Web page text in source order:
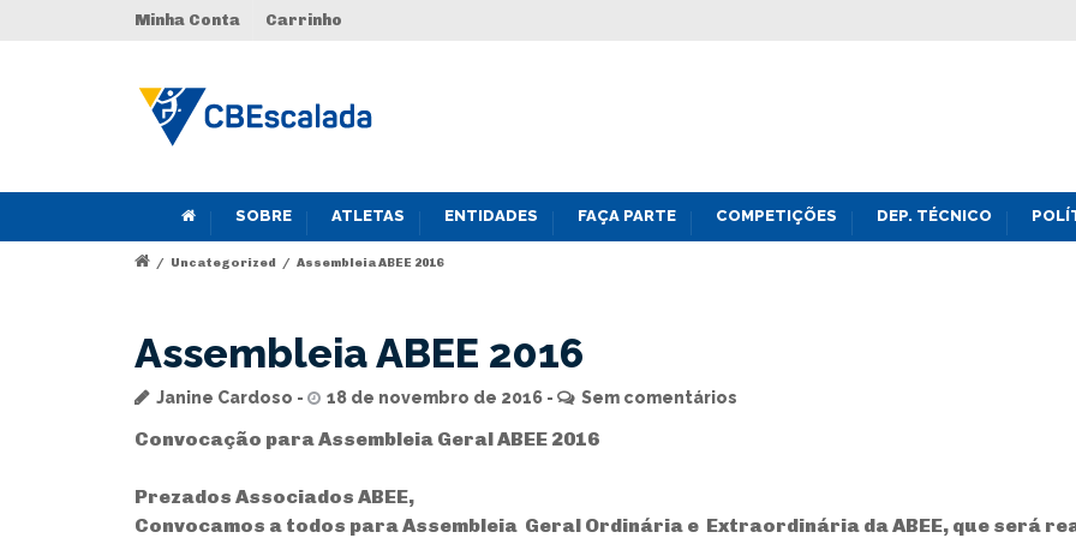
Minha Conta Carrinho
SOBRE ATLETAS ENTIDADES FAÇA PARTE COMPETIÇÕES DEP. TÉCNICO
/ Uncategorized / Assembleia ABEE 2016
Assembleia ABEE 2016
Janine Cardoso 18 de novembro de 2016 Sem comentários
Convocação para Assembleia Geral ABEE 2016
Prezados Associados ABEE,
Convocamos a todos para Assembleia Geral Ordinária e Extraordinária da ABEE, que será